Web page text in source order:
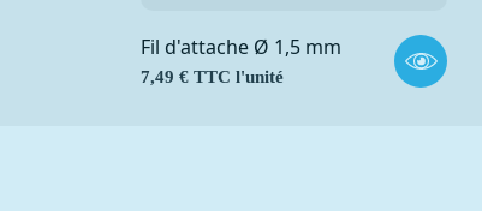
Fil d'attache Ø 1,5 mm
Prix
7,49 € TTC l'unité